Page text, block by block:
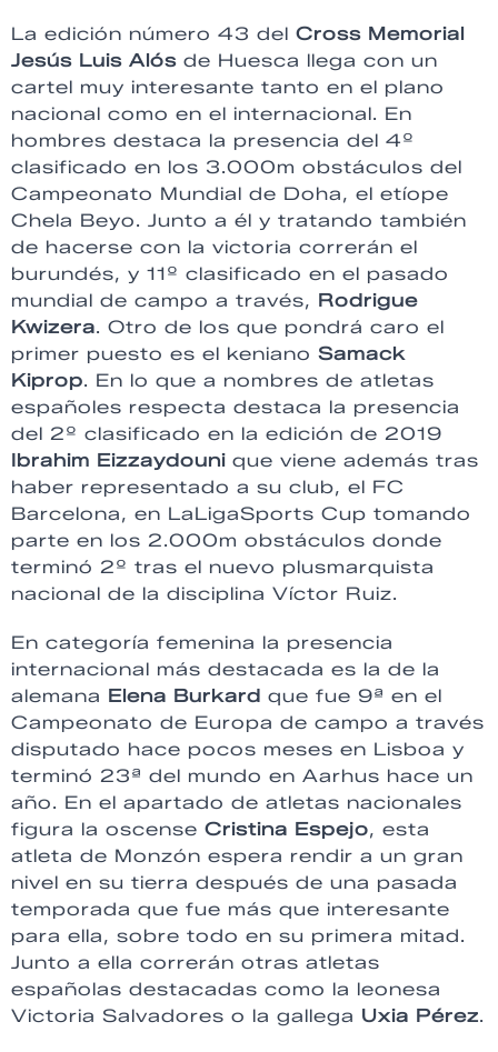
La edición número 43 del Cross Memorial
Jesús Luis Alós de Huesca llega con un
cartel muy interesante tanto en el plano
nacional como en el internacional. En
hombres destaca la presencia del 4º
clasificado en los 3.000m obstáculos del
Campeonato Mundial de Doha, el etíope
Chela Beyo. Junto a él y tratando también
de hacerse con la victoria correrán el
burundés, y 11º clasificado en el pasado
mundial de campo a través, Rodrigue
Kwizera. Otro de los que pondrá caro el
primer puesto es el keniano Samack
Kiprop. En lo que a nombres de atletas
españoles respecta destaca la presencia
del 2º clasificado en la edición de 2019
Ibrahim Eizzaydouni que viene además tras
haber representado a su club, el FC
Barcelona, en LaLigaSports Cup tomando
parte en los 2.000m obstáculos donde
terminó 2º tras el nuevo plusmarquista
nacional de la disciplina Víctor Ruiz.
En categoría femenina la presencia
internacional más destacada es la de la
alemana Elena Burkard que fue 9ª en el
Campeonato de Europa de campo a través
disputado hace pocos meses en Lisboa y
terminó 23ª del mundo en Aarhus hace un
año. En el apartado de atletas nacionales
figura la oscense Cristina Espejo, esta
atleta de Monzón espera rendir a un gran
nivel en su tierra después de una pasada
temporada que fue más que interesante
para ella, sobre todo en su primera mitad.
Junto a ella correrán otras atletas
españolas destacadas como la leonesa
Victoria Salvadores o la gallega Uxia Pérez.